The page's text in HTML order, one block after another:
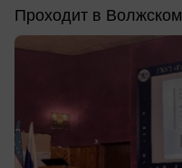
Проходит в Волжском